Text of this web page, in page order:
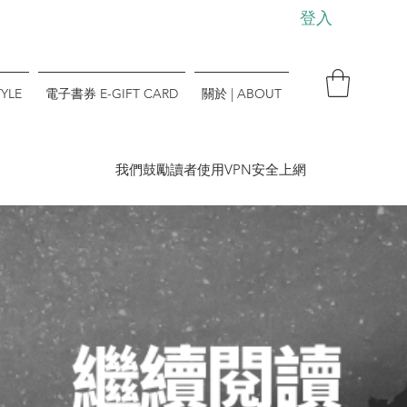
登入
電子書券 E-GIFT CARD 關於 | ABOUT
​我們鼓勵讀者使用VPN安全上網